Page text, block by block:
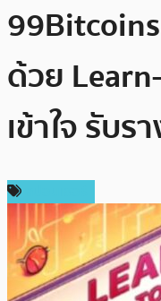
ด้วย
เข้าใจ รับร